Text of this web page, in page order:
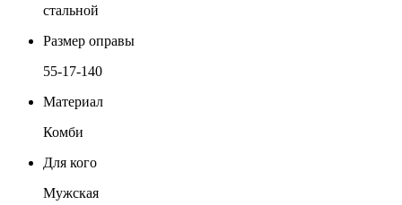
стальной
Размер оправы
55-17-140
Материал
Комби
Для кого
Мужская